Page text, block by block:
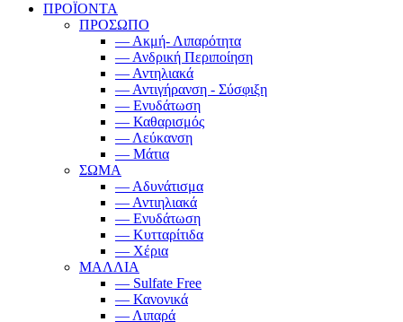
ΠΡΟΪΟΝΤΑ
ΠΡΟΣΩΠΟ
— Ακμή- Λιπαρότητα
— Ανδρική Περιποίηση
— Αντηλιακά
— Αντιγήρανση - Σύσφιξη
— Ενυδάτωση
— Καθαρισμός
— Λεύκανση
— Μάτια
ΣΩΜΑ
— Αδυνάτισμα
— Αντιηλιακά
— Ενυδάτωση
— Κυτταρίτιδα
— Χέρια
ΜΑΛΛΙΑ
— Sulfate Free
— Κανονικά
— Λιπαρά